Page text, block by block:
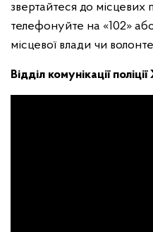
звертайтеся до місцевих
телефонуйте на «102»
місцевої влади чи
Відділ комунікації